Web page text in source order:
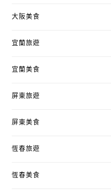
大阪美食
宜蘭旅遊
宜蘭美食
屏東旅遊
屏東美食
恆春旅遊
恆春美食